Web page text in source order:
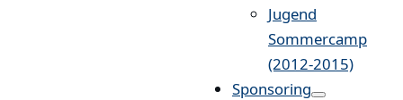
Jugend
Sommercamp
(2012-2015)
Sponsoring